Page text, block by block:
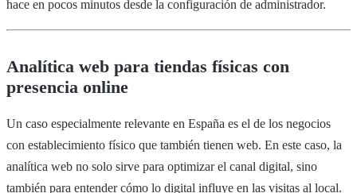
hace en pocos minutos desde la configuración de administrador.
Analítica web para tiendas físicas con
presencia online
Un caso especialmente relevante en España es el de los negocios
con establecimiento físico que también tienen web. En este caso, la
analítica web no solo sirve para optimizar el canal digital, sino
también para entender cómo lo digital influye en las visitas al local.